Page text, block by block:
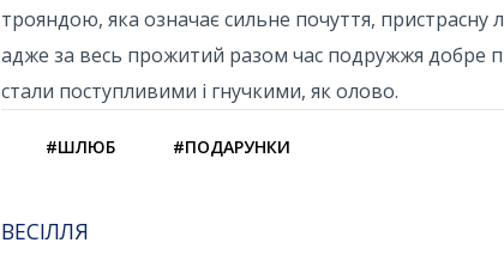
трояндою, яка означає сильне почуття,
адже за весь прожитий разом час подружжя добре
стали поступливими і гнучкими, як олово.
#ШЛЮБ #ПОДАРУНКИ
ВЕСІЛЛЯ